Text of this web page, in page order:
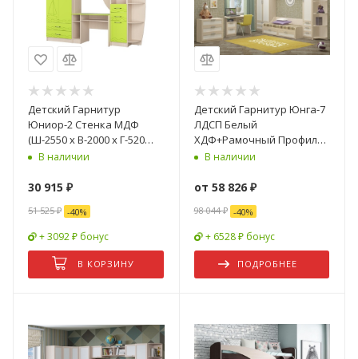
Детский Гарнитур
Юниор-2 Стенка МДФ
(Ш-2550 х В-2000 х Г-520
мм)/Разные Цвета
В наличии
30 915 ₽
51 525₽ -40%
+ 3092 ₽ бонус
В КОРЗИНУ
Детский Гарнитур Юнга-7
ЛДСП Белый
ХДФ+Рамочный Профиль/
Ясень Шимо Светлый
В наличии
от 58 826 ₽
98 044 ₽ -40%
+ 6528 ₽ бонус
ПОДРОБНЕЕ